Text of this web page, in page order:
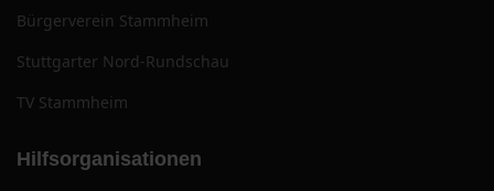
Bürgerverein Stammheim
Stuttgarter Nord-Rundschau
TV Stammheim
Hilfsorganisationen